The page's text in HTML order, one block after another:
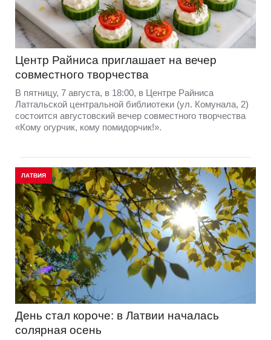
Центр Райниса приглашает на вечер
совместного творчества
В пятницу, 7 августа, в 18:00, в Центре Райниса
Латгальской центральной библиотеки (ул. Комунала, 2)
состоится августовский вечер совместного творчества
«Кому огурчик, кому помидорчик!».
ЛАТВИЯ
День стал короче: в Латвии началась
солярная осень